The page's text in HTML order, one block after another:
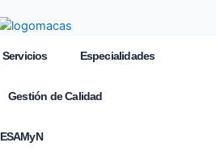
Servicios Especialidades
Gestión de Calidad
ESAMyN